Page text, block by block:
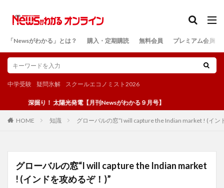
「Newsがわかる」とは？ 購入・定期購読 無料会員 プレミアム会員
中学受験 疑問氷解 スクールエコノミスト2026
掘り！ 太陽光発電【月刊Newsがわかる９月号】
HOME 知識 グローバルの窓“I will capture the Indian market ! (イン
グローバルの窓“I will capture the Indian market
! (インドを攻めるぞ！)”
検索